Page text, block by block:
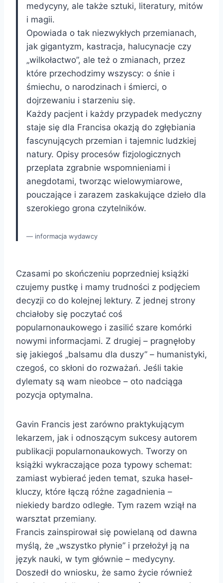
medycyny, ale także sztuki, literatury, mitów
i magii.
Opowiada o tak niezwykłych przemianach,
jak gigantyzm, kastracja, halucynacje czy
„wilkołactwo”, ale też o zmianach, przez
które przechodzimy wszyscy: o śnie i
śmiechu, o narodzinach i śmierci, o
dojrzewaniu i starzeniu się.
Każdy pacjent i każdy przypadek medyczny
staje się dla Francisa okazją do zgłębiania
fascynujących przemian i tajemnic ludzkiej
natury. Opisy procesów fizjologicznych
przeplata zgrabnie wspomnieniami i
anegdotami, tworząc wielowymiarowe,
pouczające i zarazem zaskakujące dzieło dla
szerokiego grona czytelników.
informacja wydawcy
Czasami po skończeniu poprzedniej książki
czujemy pustkę i mamy trudności z podjęciem
decyzji co do kolejnej lektury. Z jednej strony
chciałoby się poczytać coś
popularnonaukowego i zasilić szare komórki
nowymi informacjami. Z drugiej – pragnęłoby
się jakiegoś „balsamu dla duszy” – humanistyki,
czegoś, co skłoni do rozważań. Jeśli takie
dylematy są wam nieobce – oto nadciąga
pozycja optymalna.
Gavin Francis jest zarówno praktykującym
lekarzem, jak i odnoszącym sukcesy autorem
publikacji popularnonaukowych. Tworzy on
książki wykraczające poza typowy schemat:
zamiast wybierać jeden temat, szuka haseł-
kluczy, które łączą różne zagadnienia –
niekiedy bardzo odległe. Tym razem wziął na
warsztat przemiany.
Francis zainspirował się powielaną od dawna
myślą, że „wszystko płynie” i przełożył ją na
język nauki, w tym głównie – medycyny.
Doszedł do wniosku, że samo życie również